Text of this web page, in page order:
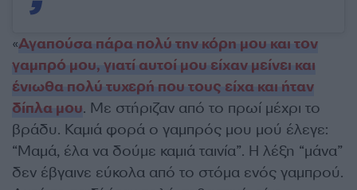
«Αγαπούσα πάρα πολύ την κόρη μου και τον
γαμπρό μου, γιατί αυτοί μου είχαν μείνει και
ένιωθα πολύ τυχερή που τους είχα και ήταν
δίπλα μου. Με στήριζαν από το πρωί μέχρι το
βράδυ. Καμιά φορά ο γαμπρός μου μού έλεγε:
“Μαμά, έλα να δούμε καμιά ταινία”. Η λέξη “μάνα”
δεν έβγαινε εύκολα από το στόμα ενός γαμπρού.